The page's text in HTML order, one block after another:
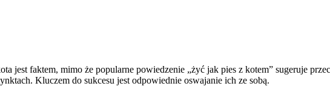
jest faktem, mimo że popularne powiedzenie „żyć jak pies z kotem” sugeruje
Kluczem do sukcesu jest odpowiednie oswajanie ich ze sobą.